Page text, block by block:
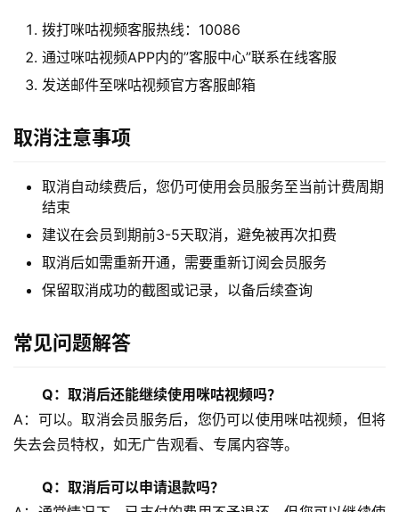
物
流
拨打咪咕视频客服热线：10086
通过咪咕视频APP内的”客服中心”联系在线客服
发送邮件至咪咕视频官方客服邮箱
取消注意事项
取消自动续费后，您仍可使用会员服务至当前计费周期
结束
建议在会员到期前3-5天取消，避免被再次扣费
取消后如需重新开通，需要重新订阅会员服务
保留取消成功的截图或记录，以备后续查询
常见问题解答
Q：取消后还能继续使用咪咕视频吗？
A：可以。取消会员服务后，您仍可以使用咪咕视频，但将
失去会员特权，如无广告观看、专属内容等。
Q：取消后可以申请退款吗？